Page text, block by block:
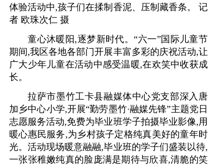
体验活动中,孩子们在揉制香泥、压制藏香条。 记
者 欧珠次仁 摄
童心沐暖阳,逐梦新时代。“六一”国际儿童节
期间,我区各地各部门开展丰富多彩的庆祝活动,让
广大少年儿童在活动中感受温暖,在欢笑中收获成
长。
拉萨市墨竹工卡县融媒体中心党支部深入唐
加乡中心小学,开展“勤劳墨竹·融媒先锋”主题党日
志愿服务活动,免费为毕业班学子拍摄毕业影像,用
暖心惠民服务,为乡村孩子定格纯真美好的童年时
光。活动现场暖意融融,毕业班的学子们盛装以待,
一张张稚嫩纯真的脸庞满是期待与欣喜,清脆的笑